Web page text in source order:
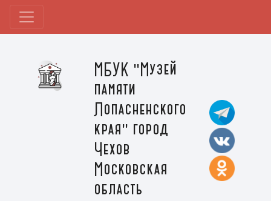
МБУК "Музей
памяти
Лопасненского
края" город
Чехов
Московская
область